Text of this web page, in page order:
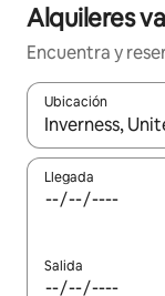
Alquileres
Encuentra y
Ubicación
Cuando los
Llegada
Salida